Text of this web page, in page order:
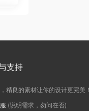
支持
精良的素材让你的设计更完美
(说明需求，勿问在否)